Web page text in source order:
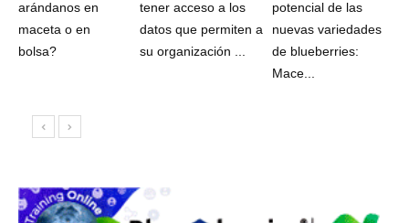
arándanos en
maceta o en
bolsa?
tener acceso a los
datos que permiten a
su organización ...
potencial de las
nuevas variedades
de blueberries:
Mace...